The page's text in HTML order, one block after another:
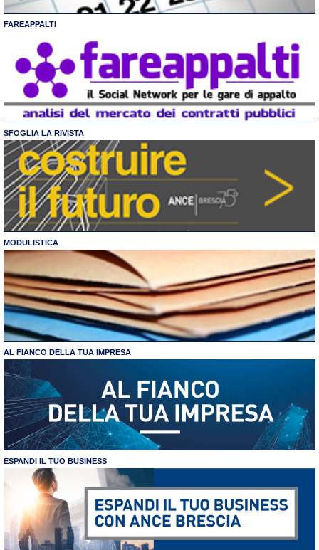
FAREAPPALTI
SFOGLIA LA RIVISTA
MODULISTICA
AL FIANCO DELLA TUA IMPRESA
ESPANDI IL TUO BUSINESS